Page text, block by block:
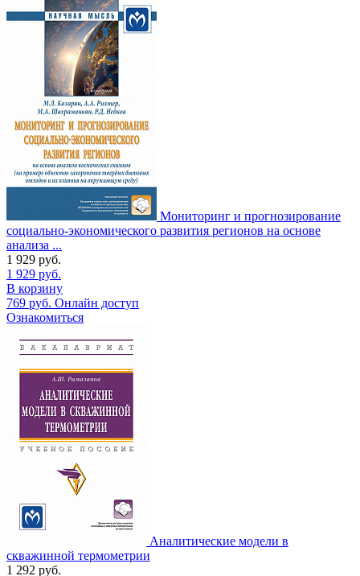
Мониторинг и прогнозирование
социально-экономического развития регионов на основе
анализа ...
1 929 руб.
1 929 руб.
В корзину
769 руб. Онлайн доступ
Ознакомиться
Аналитические модели в
скважинной термометрии
1 292 руб.